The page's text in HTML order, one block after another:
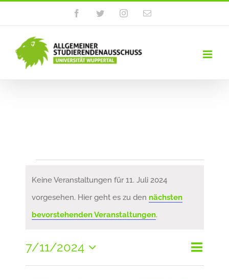
Inhalt
springen
FacebookTwitterInstagram
E-
für
11.
Juli
Keine Veranstaltungen für 11. Juli 2024
vorgesehen. Hier geht es zu den nächsten
bevorstehenden Veranstaltungen.
Suche
Suche
Tag
7/11/2024
Datum